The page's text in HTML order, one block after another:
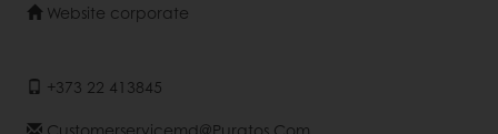
Website corporate
+373 22 413845